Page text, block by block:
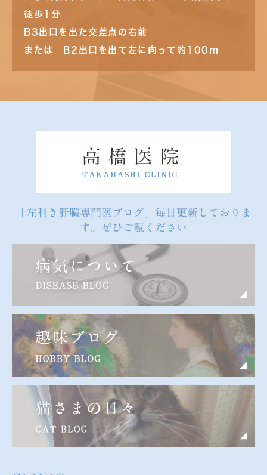
徒歩1分
B3出口を出た交差点の右前
または B2出口を出て左に向って約100m
「左利き肝臓専門医ブログ」毎日更新しておりま
す。ぜひご覧ください